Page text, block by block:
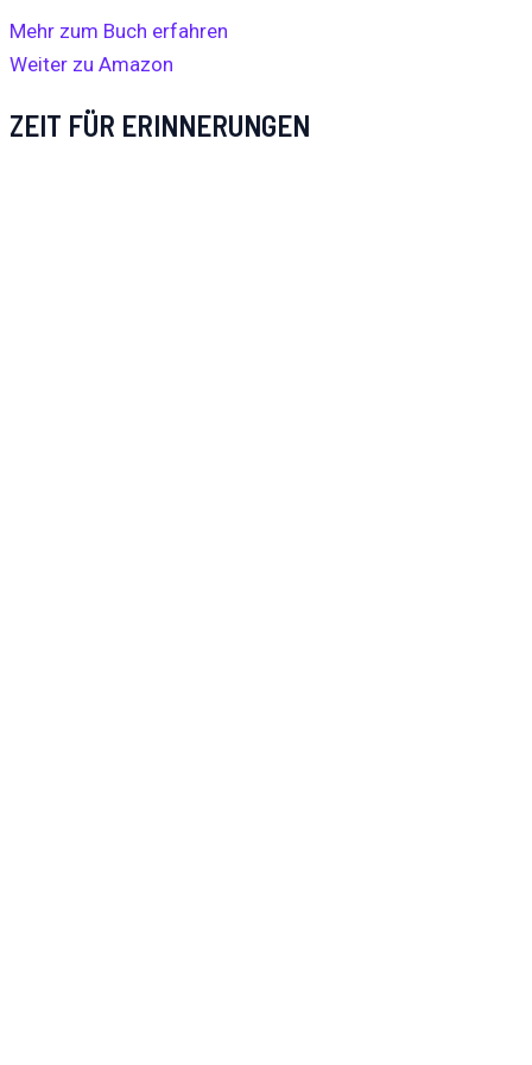
Mehr zum Buch erfahren
Weiter zu Amazon
ZEIT FÜR ERINNERUNGEN